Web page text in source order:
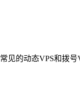
见的动态VPS和拨